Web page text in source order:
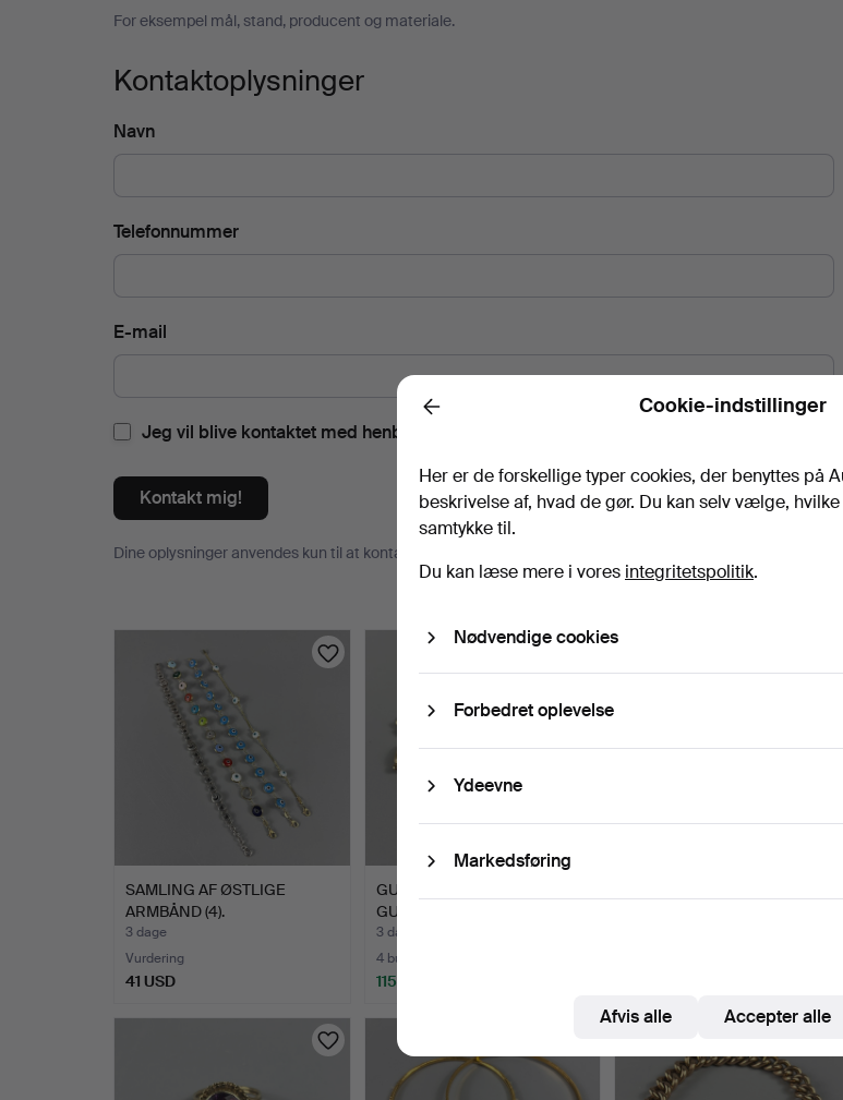
For eksempel mål, stand, producent og materiale.
Kontaktoplysninger
Navn
Telefonnummer
E-mail
Jeg vil blive kontaktet med henblik på hjemmevurdering via video.
Kontakt mig!
Dine oplysninger anvendes kun til at kontakte dig om vurdering.
Genstande
SAMLING AF ØSTLIGE
ARMBÅND (4).
3 dage
Vurdering
41 USD
GULDFARVEDE & 9KT
GULDBERED.
3 dage
4 bud
115 USD
Back Cookie-indstillinger
Her er de forskellige typer cookies, der benyttes på
beskrivelse af, hvad de gør. Du kan selv vælge,
samtykke til.
Du kan læse mere i vores integritetspolitik.
Nødvendige cookies
Forbedret oplevelse
Ydeevne
Markedsføring
Afvis alle Accepter alle